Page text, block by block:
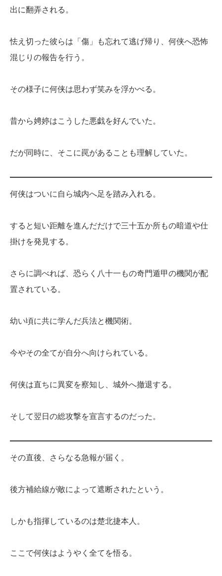
出に翻弄される。
怯え切った彼らは「傷」も忘れて逃げ帰り、何侠へ恐怖
混じりの報告を行う。
その様子に何侠は思わず笑みを浮かべる。
昔から娉婷はこうした悪戯を好んでいた。
だが同時に、そこに罠があることも理解していた。
何侠はついに自ら城内へ足を踏み入れる。
すると短い距離を進んだだけで三十五か所もの暗道や仕
掛けを発見する。
さらに調べれば、恐らく八十一もの奇門遁甲の機関が配
置されている。
幼い頃に共に学んだ兵法と機関術。
今やその全てが自分へ向けられている。
何侠は直ちに異変を察知し、城外へ撤退する。
そして翌日の総攻撃を宣言するのだった。
その直後、さらなる急報が届く。
後方補給線が敵によって遮断されたという。
しかも指揮しているのは楚北捷本人。
ここで何侠はようやく全てを悟る。